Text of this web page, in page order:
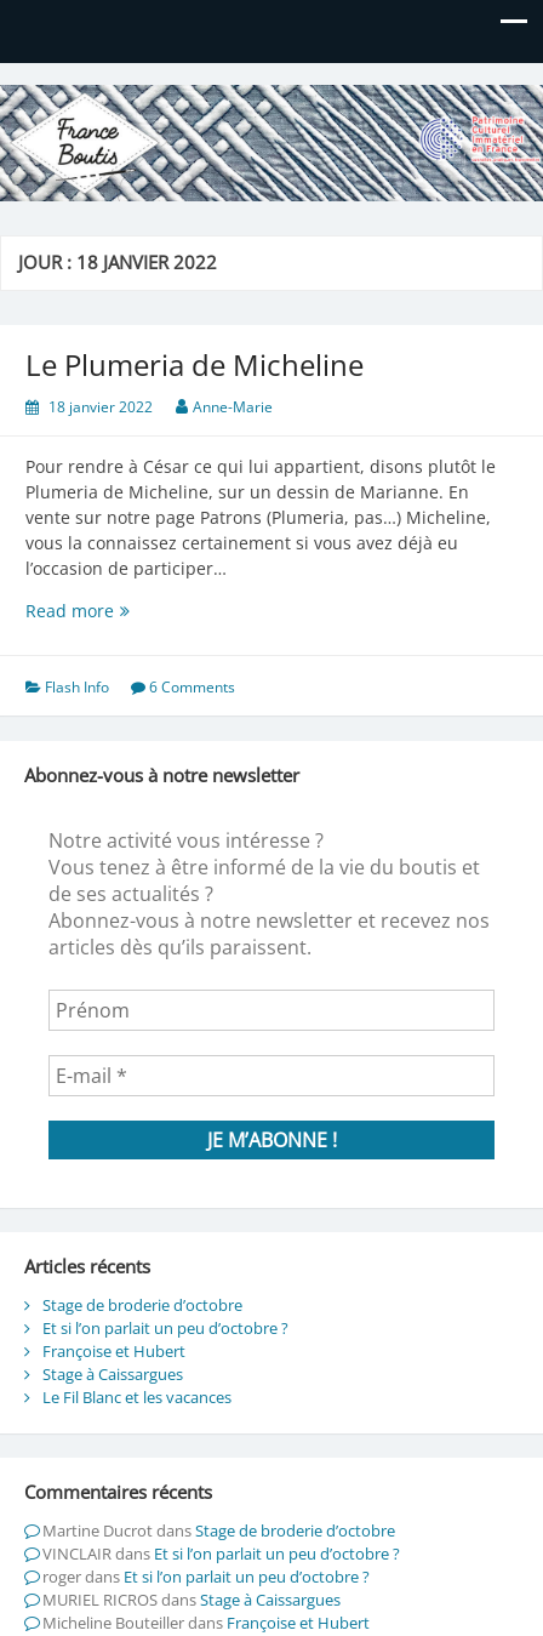
France Boutis
Le site de France Boutis
JOUR : 18 JANVIER 2022
Le Plumeria de Micheline
18 janvier 2022 Anne-Marie
Pour rendre à César ce qui lui appartient, disons plutôt le
Plumeria de Micheline, sur un dessin de Marianne. En
vente sur notre page Patrons (Plumeria, pas…) Micheline,
vous la connaissez certainement si vous avez déjà eu
l’occasion de participer…
Read moreLe
Micheline
Flash Info 6 Comments
Abonnez-vous à notre newsletter
Notre activité vous intéresse ?
Vous tenez à être informé de la vie du boutis et
de ses actualités ?
Abonnez-vous à notre newsletter et recevez nos
articles dès qu’ils paraissent.
Articles récents
Stage de broderie d’octobre
Et si l’on parlait un peu d’octobre ?
Françoise et Hubert
Stage à Caissargues
Le Fil Blanc et les vacances
Commentaires récents
Martine DucrotdansStage de broderie d’octobre
VINCLAIRdans Et si l’on parlait un peu d’octobre ?
rogerdans Et si l’on parlait un peu d’octobre ?
MURIEL RICROSdansStage à Caissargues
Micheline Bouteillerdans Françoise et Hubert